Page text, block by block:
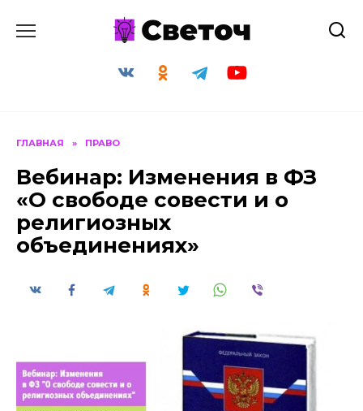
ГЛАВНАЯ » ПРАВО
Вебинар: Изменения в ФЗ
«О свободе совести и о
религиозных
объединениях»